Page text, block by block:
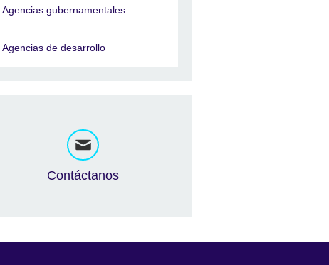
Agencias gubernamentales
Agencias de desarrollo
Contáctanos